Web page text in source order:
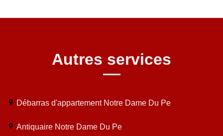
Autres services
Débarras d'appartement Notre Dame Du Pe
Antiquaire Notre Dame Du Pe